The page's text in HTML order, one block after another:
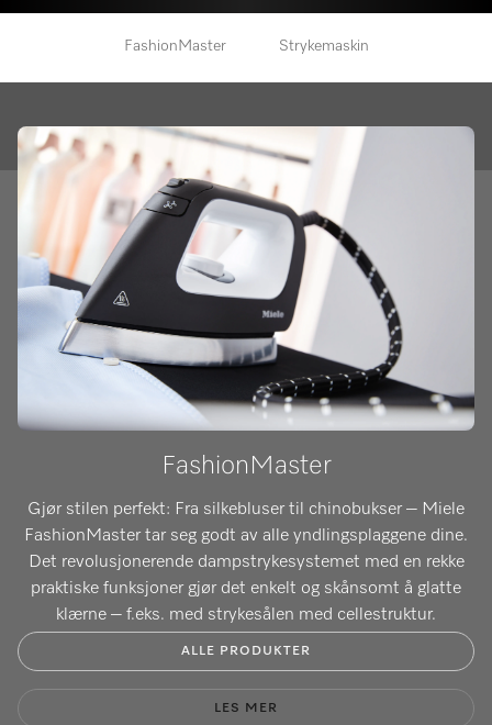
FashionMaster Strykemaskin
FashionMaster
Gjør stilen perfekt: Fra silkebluser til chinobukser – Miele
FashionMaster tar seg godt av alle yndlingsplaggene dine.
Det revolusjonerende dampstrykesystemet med en rekke
praktiske funksjoner gjør det enkelt og skånsomt å glatte
klærne – f.eks. med strykesålen med cellestruktur.
ALLE PRODUKTER
LES MER